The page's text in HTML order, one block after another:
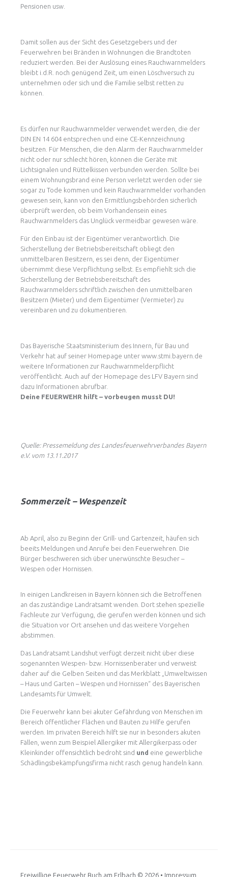
Pensionen usw.
Damit sollen aus der Sicht des Gesetzgebers und der
Feuerwehren bei Bränden in Wohnungen die Brandtoten
reduziert werden. Bei der Auslösung eines Rauchwarnmelders
bleibt i.d.R. noch genügend Zeit, um einen Löschversuch zu
unternehmen oder sich und die Familie selbst retten zu
können.
Es dürfen nur Rauchwarnmelder verwendet werden, die der
DIN EN 14 604 entsprechen und eine CE-Kennzeichnung
besitzen. Für Menschen, die den Alarm der Rauchwarnmelder
nicht oder nur schlecht hören, können die Geräte mit
Lichtsignalen und Rüttelkissen verbunden werden. Sollte bei
einem Wohnungsbrand eine Person verletzt werden oder sie
sogar zu Tode kommen und kein Rauchwarnmelder vorhanden
gewesen sein, kann von den Ermittlungsbehörden sicherlich
überprüft werden, ob beim Vorhandensein eines
Rauchwarnmelders das Unglück vermeidbar gewesen wäre.
Für den Einbau ist der Eigentümer verantwortlich. Die
Sicherstellung der Betriebsbereitschaft obliegt den
unmittelbaren Besitzern, es sei denn, der Eigentümer
übernimmt diese Verpflichtung selbst. Es empfiehlt sich die
Sicherstellung der Betriebsbereitschaft des
Rauchwarnmelders schriftlich zwischen den unmittelbaren
Besitzern (Mieter) und dem Eigentümer (Vermieter) zu
vereinbaren und zu dokumentieren.
Das Bayerische Staatsministerium des Innern, für Bau und
Verkehr hat auf seiner Homepage unter www.stmi.bayern.de
weitere Informationen zur Rauchwarnmelderpflicht
veröffentlicht. Auch auf der Homepage des LFV Bayern sind
dazu Informationen abrufbar.
Deine FEUERWEHR hilft – vorbeugen musst DU!
Quelle: Pressemeldung des Landesfeuerwehrverbandes Bayern
e.V. vom 13.11.2017
Sommerzeit – Wespenzeit
Ab April, also zu Beginn der Grill- und Gartenzeit, häufen sich
beeits Meldungen und Anrufe bei den Feuerwehren. Die
Bürger beschweren sich über unerwünschte Besucher –
Wespen oder Hornissen.
In einigen Landkreisen in Bayern können sich die Betroffenen
an das zuständige Landratsamt wenden. Dort stehen spezielle
Fachleute zur Verfügung, die gerufen werden können und sich
die Situation vor Ort ansehen und das weitere Vorgehen
abstimmen.
Das Landratsamt Landshut verfügt derzeit nicht über diese
sogenannten Wespen- bzw. Hornissenberater und verweist
daher auf die Gelben Seiten und das Merkblatt „Umweltwissen
– Haus und Garten – Wespen und Hornissen“ des Bayerischen
Landesamts für Umwelt.
Die Feuerwehr kann bei akuter Gefährdung von Menschen im
Bereich öffentlicher Flächen und Bauten zu Hilfe gerufen
werden. Im privaten Bereich hilft sie nur in besonders akuten
Fällen, wenn zum Beispiel Allergiker mit Allergikerpass oder
Kleinkinder offensichtlich bedroht sind und eine gewerbliche
Schädlingsbekämpfungsfirma nicht rasch genug handeln kann.
Freiwillige Feuerwehr Buch am Erlbach © 2026 • Impressum